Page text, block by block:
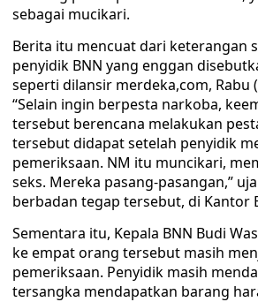
sebagai mucikari.
Berita itu mencuat dari keterangan
penyidik BNN yang enggan
seperti dilansir merdeka,com, Rabu
“Selain ingin berpesta narkoba,
tersebut berencana melakukan
tersebut didapat setelah penyidik
pemeriksaan. NM itu muncikari,
seks. Mereka pasang-pasangan,”
berbadan tegap tersebut, di Kantor
Sementara itu, Kepala BNN Budi
ke empat orang tersebut masih
pemeriksaan. Penyidik masih
tersangka mendapatkan barang